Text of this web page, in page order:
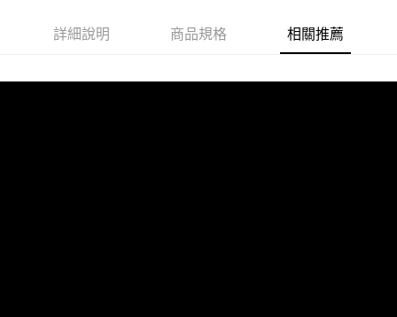
詳細說明 商品規格 相關推薦